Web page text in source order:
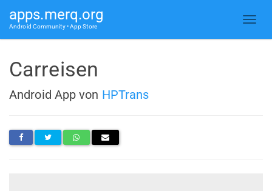
apps.merq.org
Android Community • App Store
Carreisen
Android App von HPTrans